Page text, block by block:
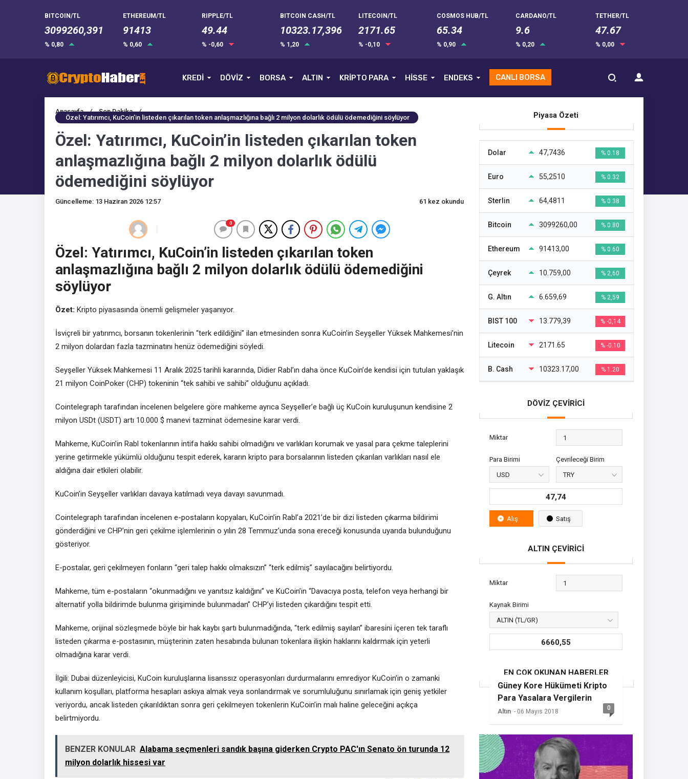
BITCOIN/TL
3099260,391
% 0,80
ETHEREUM/TL
91413
% 0,60
RIPPLE/TL
49.44
% -0,60
BITCOIN CASH/TL
10323.17,396
% 1,20
LITECOIN/TL
2171.65
% -0,10
COSMOS HUB/TL
65.34
% 0,90
CARDANO/TL
9.6
% 0,20
TETHER/TL
47.67
% 0,00
KREDİ DÖVİZ BORSA ALTIN KRİPTO PARA HİSSE ENDEKS CANLI BORSA
Anasayfa / Son Dakika
/
Özel: Yatırımcı, KuCoin’in listeden çıkarılan token anlaşmazlığına bağlı 2 milyon dolarlık ödülü ödemediğini söylüyor
Özel: Yatırımcı, KuCoin’in listeden çıkarılan token
anlaşmazlığına bağlı 2 milyon dolarlık ödülü
ödemediğini söylüyor
Güncelleme: 13 Haziran 2026 12:57 61 kez okundu
0
Özel: Yatırımcı, KuCoin’in listeden çıkarılan token
anlaşmazlığına bağlı 2 milyon dolarlık ödülü ödemediğini
söylüyor
Özet: Kripto piyasasında önemli gelişmeler yaşanıyor.
İsviçreli bir yatırımcı, borsanın tokenlerinin “terk edildiğini” ilan etmesinden sonra KuCoin’in Seyşeller Yüksek Mahkemesi’nin
2 milyon dolardan fazla tazminatını henüz ödemediğini söyledi.
Seyşeller Yüksek Mahkemesi 11 Aralık 2025 tarihli kararında, Didier Rabl’ın daha önce KuCoin’de kendisi için tutulan yaklaşık
21 milyon CoinPoker (CHP) tokeninin “tek sahibi ve sahibi” olduğunu açıkladı.
Cointelegraph tarafından incelenen belgelere göre mahkeme ayrıca Seyşeller’e bağlı üç KuCoin kuruluşunun kendisine 2
milyon USDt (USDT) artı 10.000 $ manevi tazminat ödemesine karar verdi.
Mahkeme, KuCoin’in Rabl tokenlarının intifa hakkı sahibi olmadığını ve varlıkları korumak ve yasal para çekme taleplerini
yerine getirmekle yükümlü olduğunu tespit ederek, kararın kripto para borsalarının listeden çıkarılan varlıkları nasıl ele
aldığına dair etkileri olabilir.
KuCoin’in Seyşeller varlıkları davaya katılmadı veya davayı savunmadı.
Cointelegraph tarafından incelenen e-postaların kopyaları, KuCoin’in Rabl’a 2021’de bir dizi listeden çıkarma bildirimi
gönderdiğini ve CHP’nin geri çekilme işlemlerinin o yılın 28 Temmuz’unda sona ereceği konusunda uyarıda bulunduğunu
gösteriyor.
E-postalar, geri çekilmeyen fonların “geri talep hakkı olmaksızın” “terk edilmiş” sayılacağını belirtiyordu.
Mahkeme, tüm e-postaların “okunmadığını ve yanıtsız kaldığını” ve KuCoin’in “Davacıya posta, telefon veya herhangi bir
alternatif yolla bildirimde bulunma girişiminde bulunmadan” CHP’yi listeden çıkardığını tespit etti.
Mahkeme, orijinal sözleşmede böyle bir hak kaybı şartı bulunmadığında, “terk edilmiş sayılan” ibaresini içeren tek taraflı
listeden çıkarma e-postasının, müşterinin zaten hesabında bulunan tokenlara ilişkin haklarını kaldırmak için yeterli
olmadığına karar verdi.
İlgili: Dubai düzenleyicisi, KuCoin kuruluşlarına lisanssız operasyonları durdurmalarını emrediyor KuCoin’in o zamanki
kullanım koşulları, platforma hesapları askıya almak veya sonlandırmak ve sorumluluğunu sınırlamak için geniş yetkiler
veriyordu, ancak listeden çıkarıldıktan sonra geri çekilmeyen tokenlerin KuCoin’in malı haline geleceğini açıkça
belirtmiyordu.
BENZER KONULAR Alabama seçmenleri sandık başına giderken Crypto PAC'ın Senato ön turunda 12
milyon dolarlık hissesi var
Piyasa Özeti
Dolar 47,7436 % 0.18
Euro 55,2510 % 0.32
Sterlin 64,4811 % 0.38
Bitcoin 3099260,00 % 0.80
Ethereum 91413,00 % 0.60
Çeyrek 10.759,00 % 2,60
G. Altın 6.659,69 % 2,59
BIST 100 13.779,39 % -0,14
Litecoin 2171.65 % -0.10
B. Cash 10323.17,00 % 1.20
DÖVİZ ÇEVİRİCİ
Miktar
Para Birimi Çevrileceği Birim
47,74
Alış Satış
ALTIN ÇEVİRİCİ
Miktar
Kaynak Birimi
6660,55
EN ÇOK OKUNAN HABERLER
Güney Kore Hükümeti Kripto
Para Yasalara Vergilerin
Getireceğini Açıkladı
Altın - 06 Mayıs 2018 0